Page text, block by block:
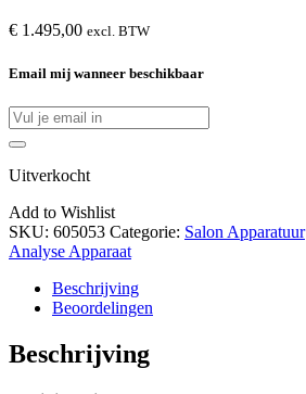
€ 1.495,00 excl. BTW
Email mij wanneer beschikbaar
Uitverkocht
Add to Wishlist
SKU: 605053 Categorie: Salon Apparatuur
Analyse Apparaat
Beschrijving
Beoordelingen
Beschrijving